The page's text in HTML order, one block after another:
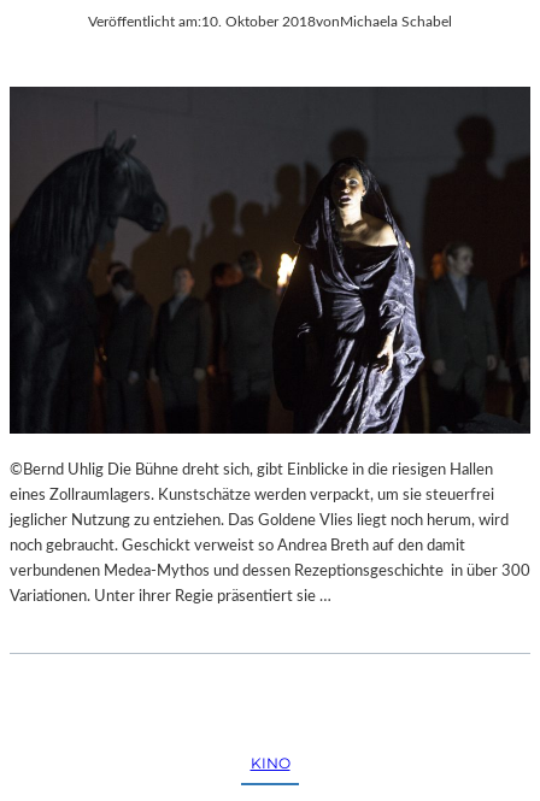
Veröffentlicht am:10. Oktober 2018vonMichaela Schabel
©Bernd Uhlig Die Bühne dreht sich, gibt Einblicke in die riesigen Hallen
eines Zollraumlagers. Kunstschätze werden verpackt, um sie steuerfrei
jeglicher Nutzung zu entziehen. Das Goldene Vlies liegt noch herum, wird
noch gebraucht. Geschickt verweist so Andrea Breth auf den damit
verbundenen Medea-Mythos und dessen Rezeptionsgeschichte in über 300
Variationen. Unter ihrer Regie präsentiert sie …
KINO